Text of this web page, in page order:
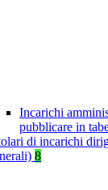
Incarichi
pubblicare in
di incarichi
8